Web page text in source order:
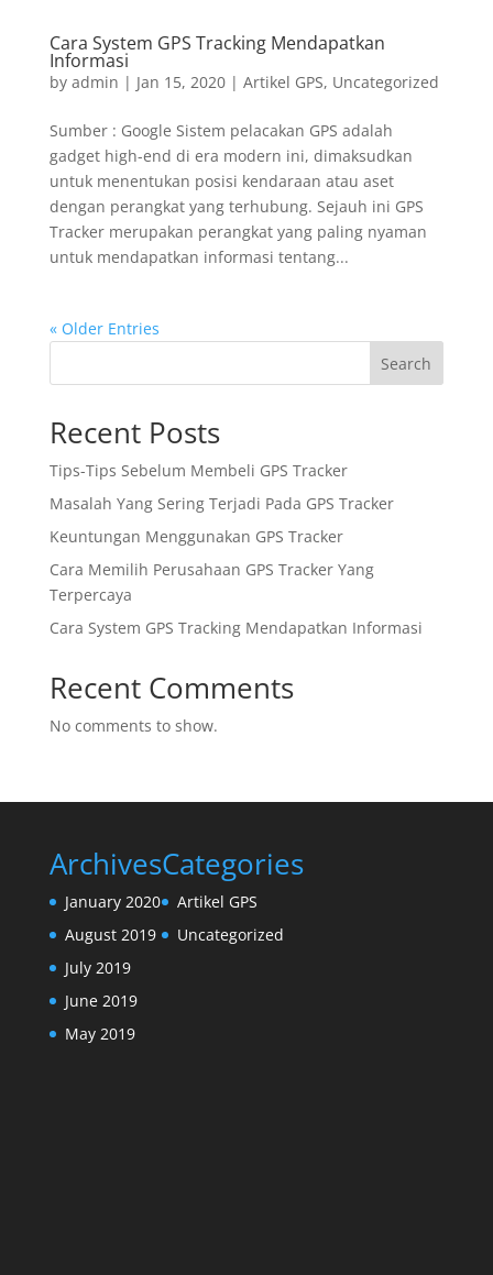
Cara System GPS Tracking Mendapatkan
Informasi
by admin | Jan 15, 2020| Artikel GPS, Uncategorized
Sumber : Google Sistem pelacakan GPS adalah
gadget high-end di era modern ini, dimaksudkan
untuk menentukan posisi kendaraan atau aset
dengan perangkat yang terhubung. Sejauh ini GPS
Tracker merupakan perangkat yang paling nyaman
untuk mendapatkan informasi tentang...
« Older Entries
Search
Recent Posts
Tips-Tips Sebelum Membeli GPS Tracker
Masalah Yang Sering Terjadi Pada GPS Tracker
Keuntungan Menggunakan GPS Tracker
Cara Memilih Perusahaan GPS Tracker Yang
Terpercaya
Cara System GPS Tracking Mendapatkan Informasi
Recent Comments
No comments to show.
Archives
January 2020
August 2019
July 2019
June 2019
May 2019
Categories
Artikel GPS
Uncategorized